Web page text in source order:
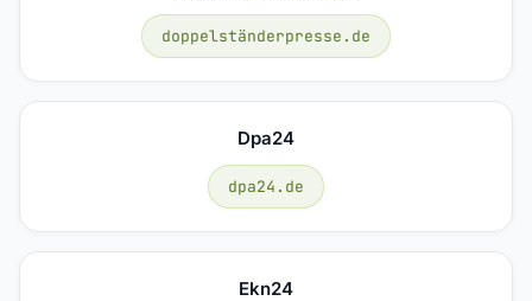
doppelständerpresse.de
Dpa24
dpa24.de
Ekn24